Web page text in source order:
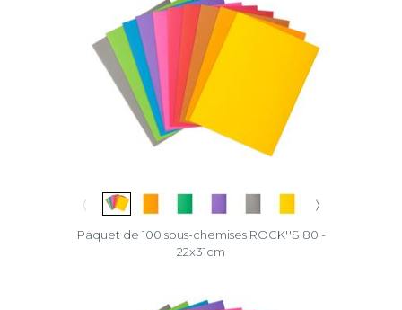
〈 〉
Paquet de 100 sous-chemises ROCK''S 80 -
22x31cm